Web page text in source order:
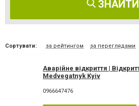
ЗНАЙТИ
Сортувати: за рейтингом за переглядами
Аварійне відкриття |
Medvegatnyk Kyiv
0966647476